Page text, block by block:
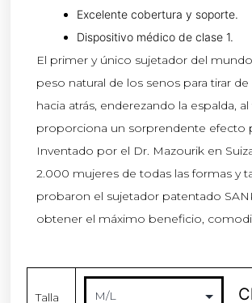
Excelente cobertura y soporte.
Dispositivo médico de clase 1.
El primer y único sujetador del
peso natural de los senos para tirar
hacia atrás, enderezando la espalda,
proporciona un sorprendente efecto
Inventado por el Dr. Mazourik en
2.000 mujeres de todas las formas y
probaron el sujetador patentado
obtener el máximo beneficio,
Talla